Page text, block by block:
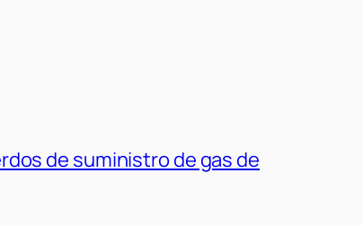
de suministro de gas de